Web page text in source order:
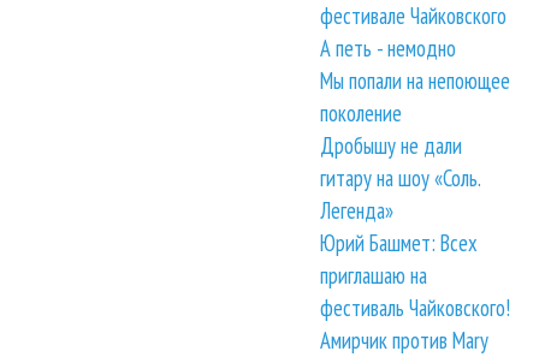
фестивале Чайковского
А петь - немодно
Мы попали на непоющее
поколение
Дробышу не дали
гитару на шоу «Соль.
Легенда»
Юрий Башмет: Всех
приглашаю на
фестиваль Чайковского!
Амирчик против Mary